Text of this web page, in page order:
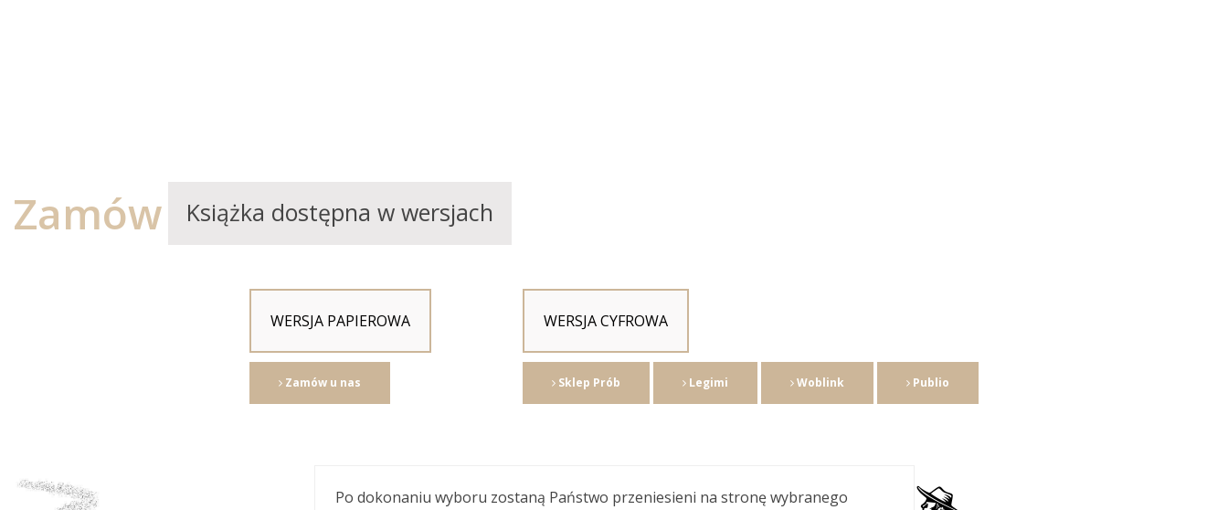
Zamów Książka dostępna w wersjach
WERSJA PAPIEROWA
Zamów u nas
WERSJA CYFROWA
Sklep Prób Legimi Woblink Publio
Po dokonaniu wyboru zostaną Państwo przeniesieni na stronę wybranego